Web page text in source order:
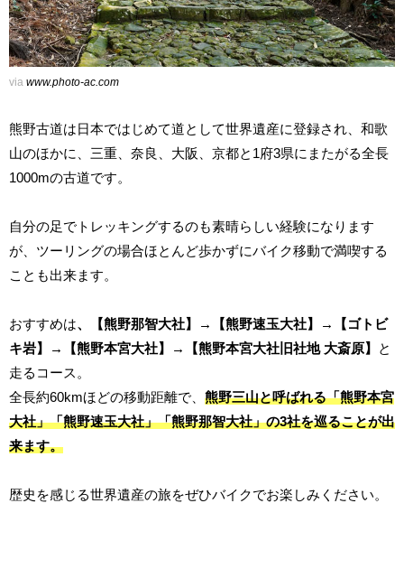
via www.photo-ac.com
熊野古道は日本ではじめて道として世界遺産に登録され、和歌
山のほかに、三重、奈良、大阪、京都と1府3県にまたがる全長
1000mの古道です。
自分の足でトレッキングするのも素晴らしい経験になります
が、ツーリングの場合ほとんど歩かずにバイク移動で満喫する
ことも出来ます。
おすすめは、【熊野那智大社】→【熊野速玉大社】→【ゴトビ
キ岩】→【熊野本宮大社】→【熊野本宮大社旧社地 大斎原】
と
走るコース。
全長約60kmほどの移動距離で、 熊野三山と呼ばれる「熊野本宮
大社」「熊野速玉大社」「熊野那智大社」の3社を巡ることが出
来ます。
歴史を感じる世界遺産の旅をぜひバイクでお楽しみください。